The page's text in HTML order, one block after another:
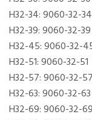
H32-34: 9060-32-34
H32-39: 9060-32-39
H32-45: 9060-32-
H32-51: 9060-32-51
H32-57: 9060-32-57
H32-63: 9060-32-63
H32-69: 9060-32-69